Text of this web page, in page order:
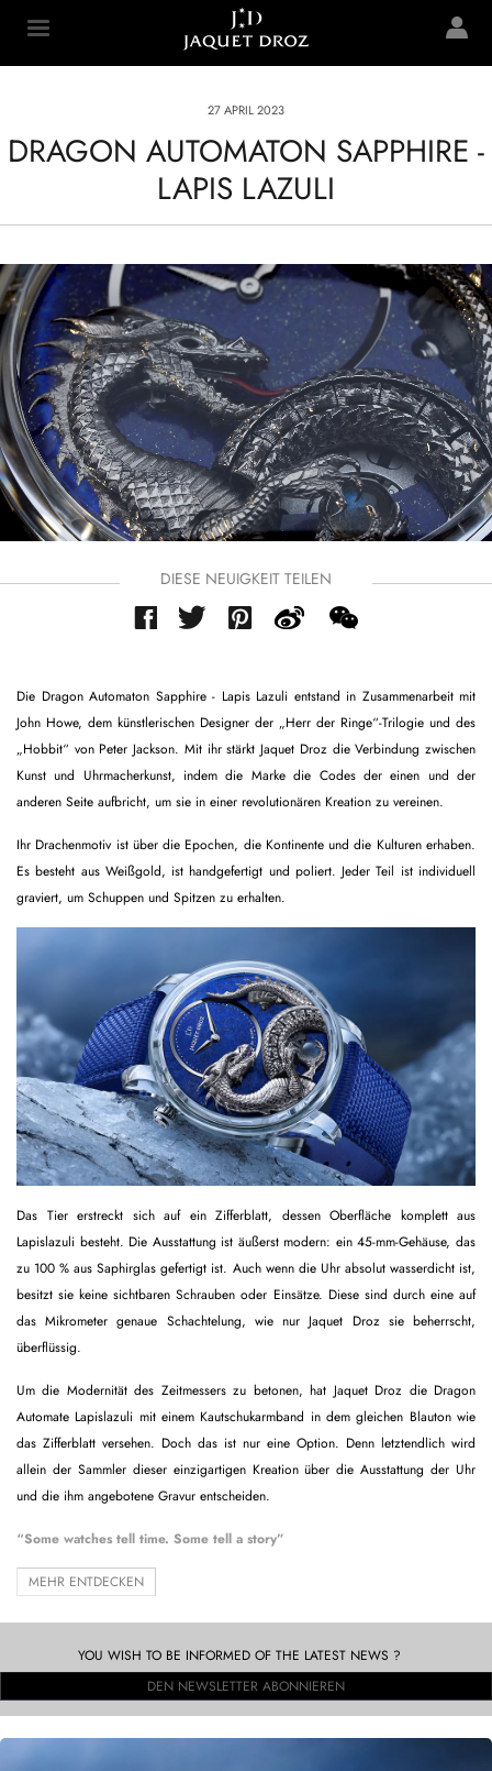
content
Jaquet Droz
27 APRIL 2023
DRAGON AUTOMATON SAPPHIRE -
LAPIS LAZULI
DIESE NEUIGKEIT TEILEN
Die Dragon Automaton Sapphire - Lapis Lazuli entstand in Zusammenarbeit mit
John Howe, dem künstlerischen Designer der „Herr der Ringe“-Trilogie und des
„Hobbit“ von Peter Jackson. Mit ihr stärkt Jaquet Droz die Verbindung zwischen
Kunst und Uhrmacherkunst, indem die Marke die Codes der einen und der
anderen Seite aufbricht, um sie in einer revolutionären Kreation zu vereinen.
Ihr Drachenmotiv ist über die Epochen, die Kontinente und die Kulturen erhaben.
Es besteht aus Weißgold, ist handgefertigt und poliert. Jeder Teil ist individuell
graviert, um Schuppen und Spitzen zu erhalten.
Das Tier erstreckt sich auf ein Zifferblatt, dessen Oberfläche komplett aus
Lapislazuli besteht. Die Ausstattung ist äußerst modern: ein 45-mm-Gehäuse, das
zu 100 % aus Saphirglas gefertigt ist. Auch wenn die Uhr absolut wasserdicht ist,
besitzt sie keine sichtbaren Schrauben oder Einsätze. Diese sind durch eine auf
das Mikrometer genaue Schachtelung, wie nur Jaquet Droz sie beherrscht,
überflüssig.
Um die Modernität des Zeitmessers zu betonen, hat Jaquet Droz die Dragon
Automate Lapislazuli mit einem Kautschukarmband in dem gleichen Blauton wie
das Zifferblatt versehen. Doch das ist nur eine Option. Denn letztendlich wird
allein der Sammler dieser einzigartigen Kreation über die Ausstattung der Uhr
und die ihm angebotene Gravur entscheiden.
“Some watches tell time. Some tell a story”
MEHR ENTDECKEN
YOU WISH TO BE INFORMED OF THE LATEST NEWS ?
DEN NEWSLETTER ABONNIEREN